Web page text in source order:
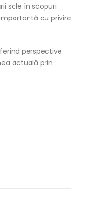
sale în scopuri
cu privire
perspective
actuală prin